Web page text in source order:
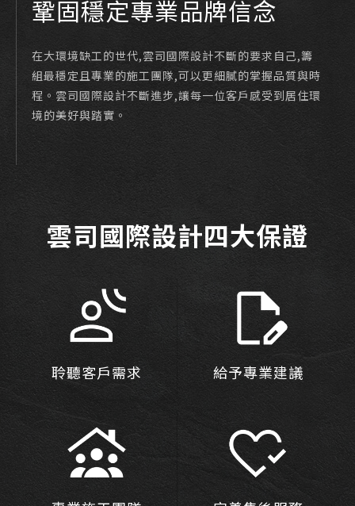
鞏固穩定專業品牌信念
在大環境缺工的世代,雲司國際設計不斷的要求自己,籌
組最穩定且專業的施工團隊,可以更細膩的掌握品質與時
程。雲司國際設計不斷進步,讓每一位客戶感受到居住環
境的美好與踏實。
雲司國際設計四大保證
聆聽客戶需求 給予專業建議